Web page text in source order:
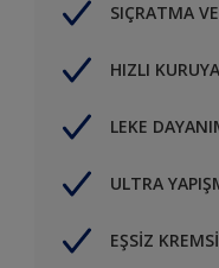
SIÇRATMA
HIZLI
LEKE
ULTRA
EŞSİZ